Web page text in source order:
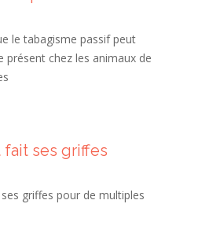
le tabagisme passif peut
présent chez les animaux de
fait ses griffes
griffes pour de multiples